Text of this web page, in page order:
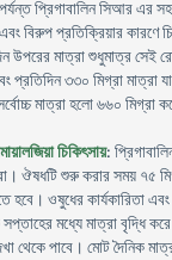
প্রিগাবালিন সিআর এর
বিরুপ প্রতিক্রিয়ার কারণে
উপরের মাত্রা শুধুমাত্র সেই
প্রতিদিন ৩৩০ মিগ্রা মাত্রা
মাত্রা হলো ৬৬০ মিগ্রা
চিকিৎসায়:
ঔষধটি শুরু করার সময় ৭৫
হবে। ওষুধের কার্যকারিতা
মধ্যে মাত্রা বৃদ্ধি
থেকে পাবে। মোট দৈনিক